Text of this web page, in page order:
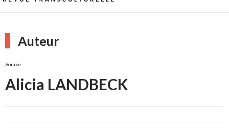
Auteur
Source
Alicia LANDBECK